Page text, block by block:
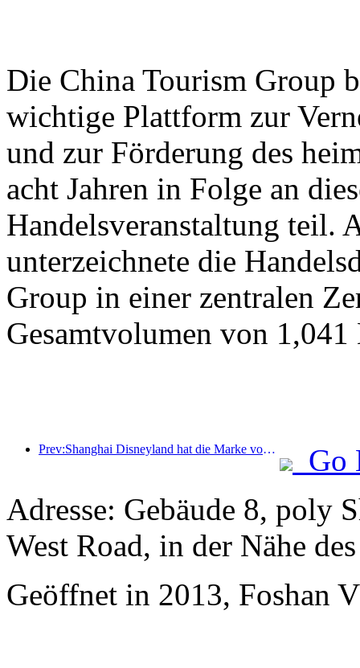
Die China Tourism Group
wichtige Plattform zur
und zur Förderung des
acht Jahren in Folge an
Handelsveranstaltung teil.
unterzeichnete die
Group in einer zentralen
Gesamtvolumen von
Prev:Shanghai Disneyland hat die Marke von 100 Millionen Besuchern überschritten und wird um ein viertes Themenhotel erweitert.
Go
Adresse: Gebäude 8, poly
West Road, in der Nähe
Geöffnet in 2013, Foshan